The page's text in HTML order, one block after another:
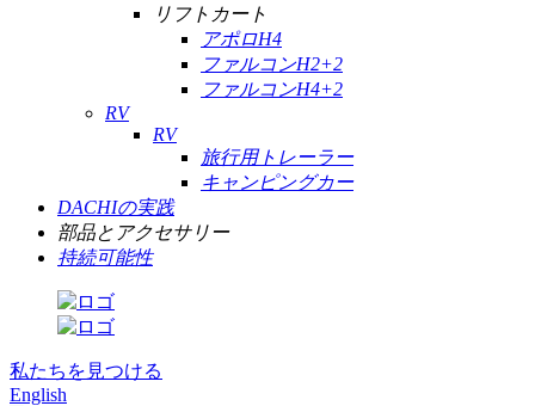
リフトカート
アポロH4
ファルコンH2+2
ファルコンH4+2
RV
RV
旅行用トレーラー
キャンピングカー
DACHIの実践
部品とアクセサリー
持続可能性
私たちを見つける
English